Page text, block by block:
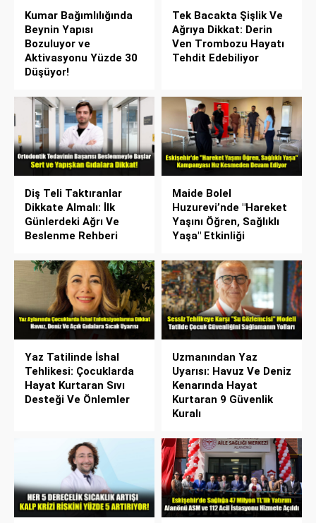
Kumar Bağımlılığında
Beynin Yapısı
Bozuluyor ve
Aktivasyonu Yüzde 30
Düşüyor!
Tek Bacakta Şişlik Ve
Ağrıya Dikkat: Derin
Ven Trombozu Hayatı
Tehdit Edebiliyor
Diş Teli Taktıranlar
Dikkate Almalı: İlk
Günlerdeki Ağrı Ve
Beslenme Rehberi
Maide Bolel
Huzurevi’nde "Hareket
Yaşını Öğren, Sağlıklı
Yaşa" Etkinliği
Yaz Tatilinde İshal
Tehlikesi: Çocuklarda
Hayat Kurtaran Sıvı
Desteği Ve Önlemler
Uzmanından Yaz
Uyarısı: Havuz Ve Deniz
Kenarında Hayat
Kurtaran 9 Güvenlik
Kuralı